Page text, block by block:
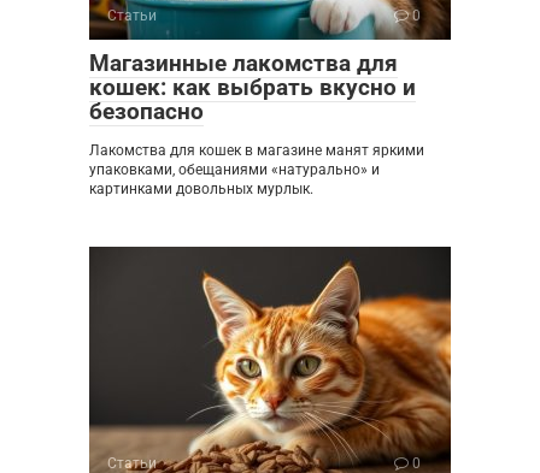
Статьи 0
Магазинные лакомства для
кошек: как выбрать вкусно и
безопасно
Лакомства для кошек в магазине манят яркими
упаковками, обещаниями «натурально» и
картинками довольных мурлык.
Статьи 0